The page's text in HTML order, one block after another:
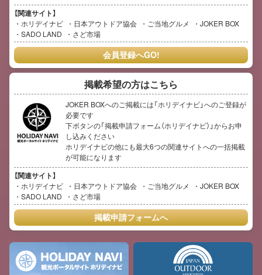
【関連サイト】
ホリデイナビ 日本アウトドア協会 ご当地グルメ
JOKER BOX
SADO LAND
さど市場
会員登録へGO!
掲載希望の方はこちら
JOKER BOXへのご掲載には「ホリデイナビ」へのご登録が
必要です
下ボタンの「掲載申請フォーム（ホリデイナビ）」からお申
し込みください
ホリデイナビの他にも最大6つの関連サイトへの一括掲載
が可能になります
【関連サイト】
ホリデイナビ 日本アウトドア協会 ご当地グルメ
JOKER BOX
SADO LAND
さど市場
掲載申請フォームへ